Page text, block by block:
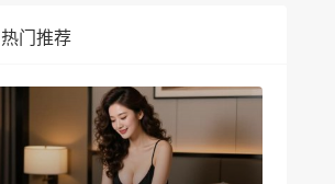
热门推荐